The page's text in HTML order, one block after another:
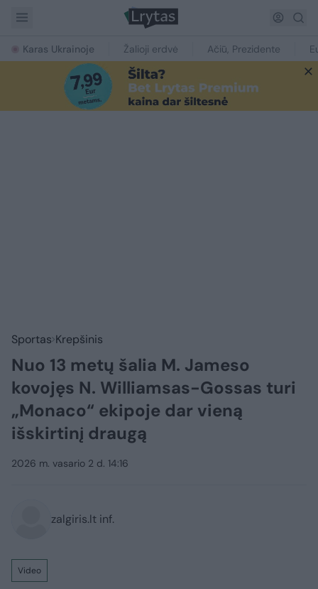
Karas Ukrainoje Žalioji erdvė Ačiū, Prezidente
Sportas Krepšinis
Nuo 13 metų šalia M. Jameso
kovojęs N. Williamsas-Gossas turi
„Monaco“ ekipoje dar vieną
išskirtinį draugą
2026 m. vasario 2 d. 14:16
zalgiris.lt inf.
Video